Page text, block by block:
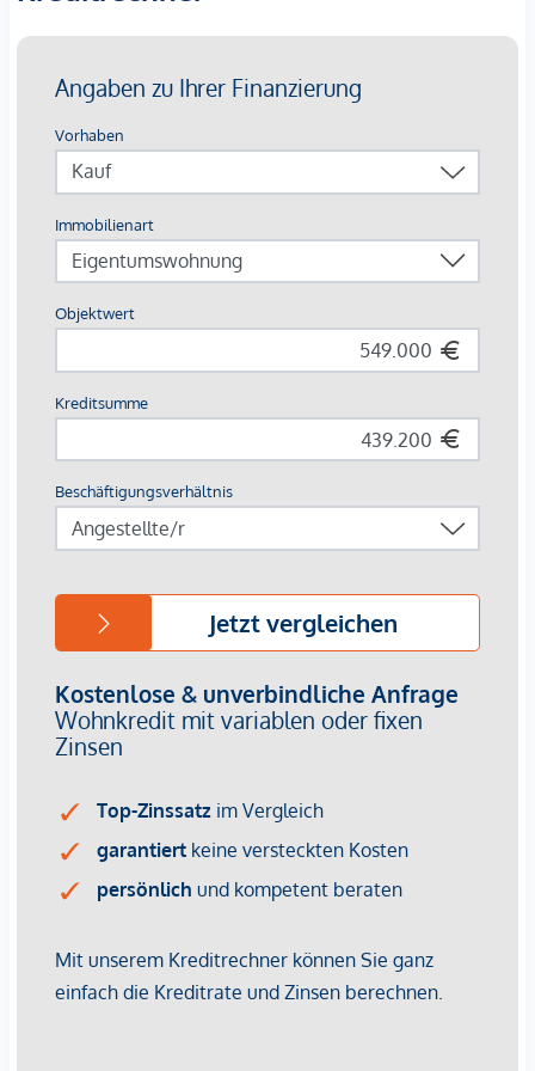
zum CAT (City Airport Train), ein absolutes Highlight.
Kaufpreise der Vorsorgewohnungen
von EUR 260.000, - bis EUR 1.395.000, - netto zzgl. 20%
Fertigstellung:Das Projekt befindet sich in laufender
Sanierung der Allgemeinflächen, die bis Ende 2027
fertiggestellt werden. Vermietete Einheiten werden inklusive
bestehender Mietverhältnisse übernommen. Leerstehende
bzw. sanierungsbedürftige Tops ermöglichen individuelle
Entwicklung und zusätzliches Wertsteigerungspotenzial.
*Die angebotenen Vorsorgewohnungen können
ausschließlich zum Bruttokaufpreis für Eigennutzer erworben
werden. Ein Ankauf zu einem Vorsorgekaufpreis netto mit
Projekt nicht vorgesehen. Für weiterführende Informationen
oder eine persönliche Beratung stehen wir Ihnen
Wir weisen darauf hin, dass zwischen dem Vermittler und
dem zu vermittelnden Dritten ein familiäres oder
Der Vermittler ist als Doppelmakler tätig.
Infrastruktur / Entfernungen
Gesundheit
Arzt <250m